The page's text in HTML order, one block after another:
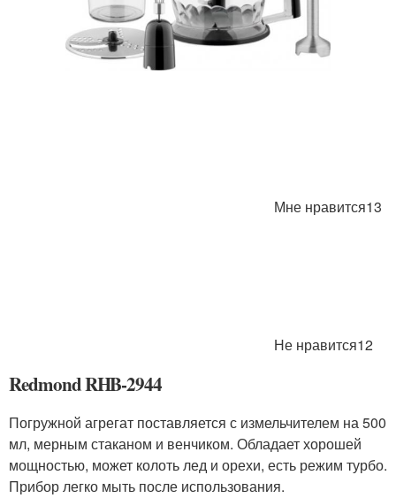
Мне нравится13
Не нравится12
Redmond RHB-2944
Погружной агрегат поставляется с измельчителем на 500
мл, мерным стаканом и венчиком. Обладает хорошей
мощностью, может колоть лед и орехи, есть режим турбо.
Прибор легко мыть после использования.